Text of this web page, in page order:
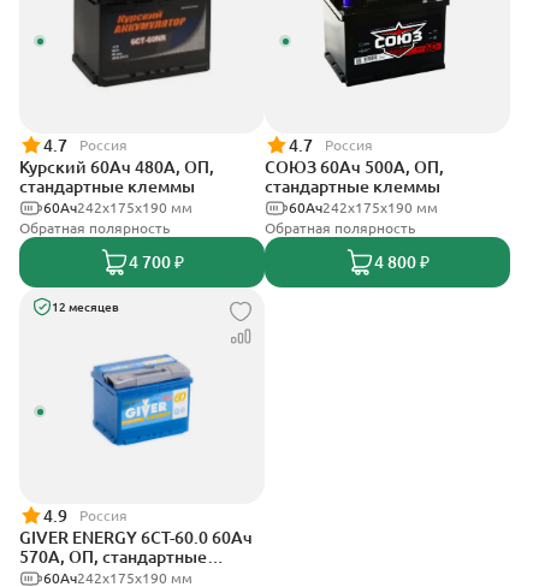
4.7 Россия
Курский 60Ач 480А, ОП,
стандартные клеммы
242x175x190 мм
60Ач
Обратная полярность
4 700 ₽
4.7 Россия
СОЮЗ 60Ач 500А, ОП,
стандартные клеммы
242x175x190 мм
60Ач
Обратная полярность
4 800 ₽
12 месяцев
4.9 Россия
GIVER ENERGY 6СТ-60.0 60Ач
570А, ОП, стандартные
клеммы242х175х190 мм
60Ач